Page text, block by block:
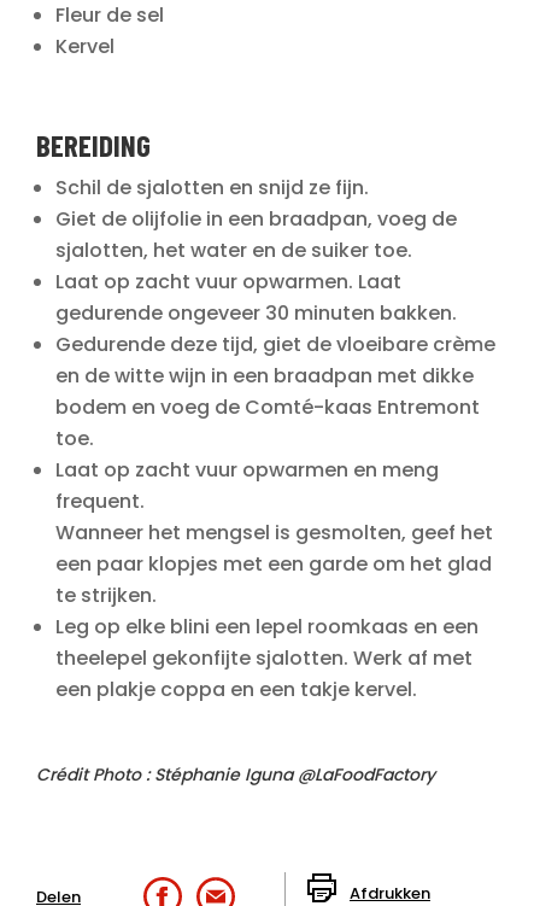
Fleur de sel
Kervel
BEREIDING
Schil de sjalotten en snijd ze fijn.
Giet de olijfolie in een braadpan, voeg de
sjalotten, het water en de suiker toe.
Laat op zacht vuur opwarmen. Laat
gedurende ongeveer 30 minuten bakken.
Gedurende deze tijd, giet de vloeibare crème
en de witte wijn in een braadpan met dikke
bodem en voeg de Comté-kaas Entremont
toe.
Laat op zacht vuur opwarmen en meng
frequent.
Wanneer het mengsel is gesmolten, geef het
een paar klopjes met een garde om het glad
te strijken.
Leg op elke blini een lepel roomkaas en een
theelepel gekonfijte sjalotten. Werk af met
een plakje coppa en een takje kervel.
Crédit Photo : Stéphanie Iguna @LaFoodFactory
Delen Afdrukken